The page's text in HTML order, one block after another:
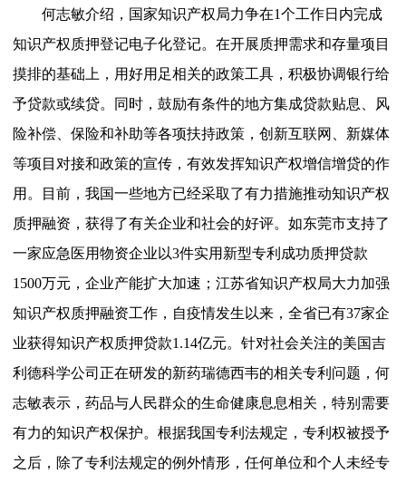
何志敏介绍，国家知识产权局力争在1个工作日内完成
知识产权质押登记电子化登记。在开展质押需求和存量项目
摸排的基础上，用好用足相关的政策工具，积极协调银行给
予贷款或续贷。同时，鼓励有条件的地方集成贷款贴息、风
险补偿、保险和补助等各项扶持政策，创新互联网、新媒体
等项目对接和政策的宣传，有效发挥知识产权增信增贷的作
用。目前，我国一些地方已经采取了有力措施推动知识产权
质押融资，获得了有关企业和社会的好评。如东莞市支持了
一家应急医用物资企业以3件实用新型专利成功质押贷款
1500万元，企业产能扩大加速；江苏省知识产权局大力加强
知识产权质押融资工作，自疫情发生以来，全省已有37家企
业获得知识产权质押贷款1.14亿元。针对社会关注的美国吉
利德科学公司正在研发的新药瑞德西韦的相关专利问题，何
志敏表示，药品与人民群众的生命健康息息相关，特别需要
有力的知识产权保护。根据我国专利法规定，专利权被授予
之后，除了专利法规定的例外情形，任何单位和个人未经专